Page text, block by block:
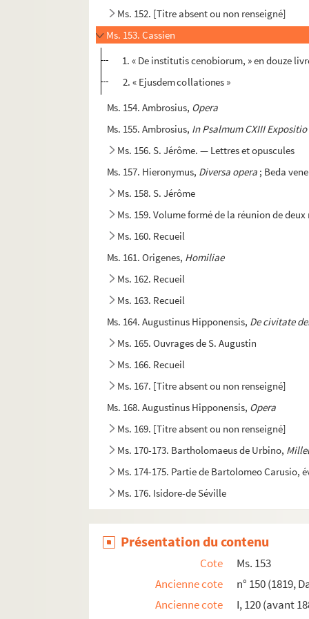
Ms. 152. [Titre absent ou non renseigné]
Ms. 153. Cassien
1. « De institutis cenobiorum, » en douze
2. « Ejusdem collationes »
Ms. 154. Ambrosius, Opera
Ms. 155. Ambrosius, In Psalmum CXIII
Ms. 156. S. Jérôme. — Lettres et opuscules
Ms. 157. Hieronymus, Diversa opera ; Beda
Ms. 158. S. Jérôme
Ms. 159. Volume formé de la réunion de
Ms. 160. Recueil
Ms. 161. Origenes, Homiliae
Ms. 162. Recueil
Ms. 163. Recueil
Ms. 164. Augustinus Hipponensis, De civitate
Ms. 165. Ouvrages de S. Augustin
Ms. 166. Recueil
Ms. 167. [Titre absent ou non renseigné]
Ms. 168. Augustinus Hipponensis, Opera
Ms. 169. [Titre absent ou non renseigné]
Ms. 170-173. Bartholomaeus de Urbino,
Ms. 174-175. Partie de Bartolomeo
Ms. 176. Isidore-de Séville
Ms. 178. Isidorus Hispalensis,
Opera
Ms. 179. [Titre absent ou non renseigné]
Ms. 180. [Titre absent ou non renseigné]
Ms. 181. [Titre absent ou non renseigné]
Présentation du contenu
Cote
Ms. 153
Ancienne cote
n° 150 (1819,
Ancienne cote
I, 120 (avant